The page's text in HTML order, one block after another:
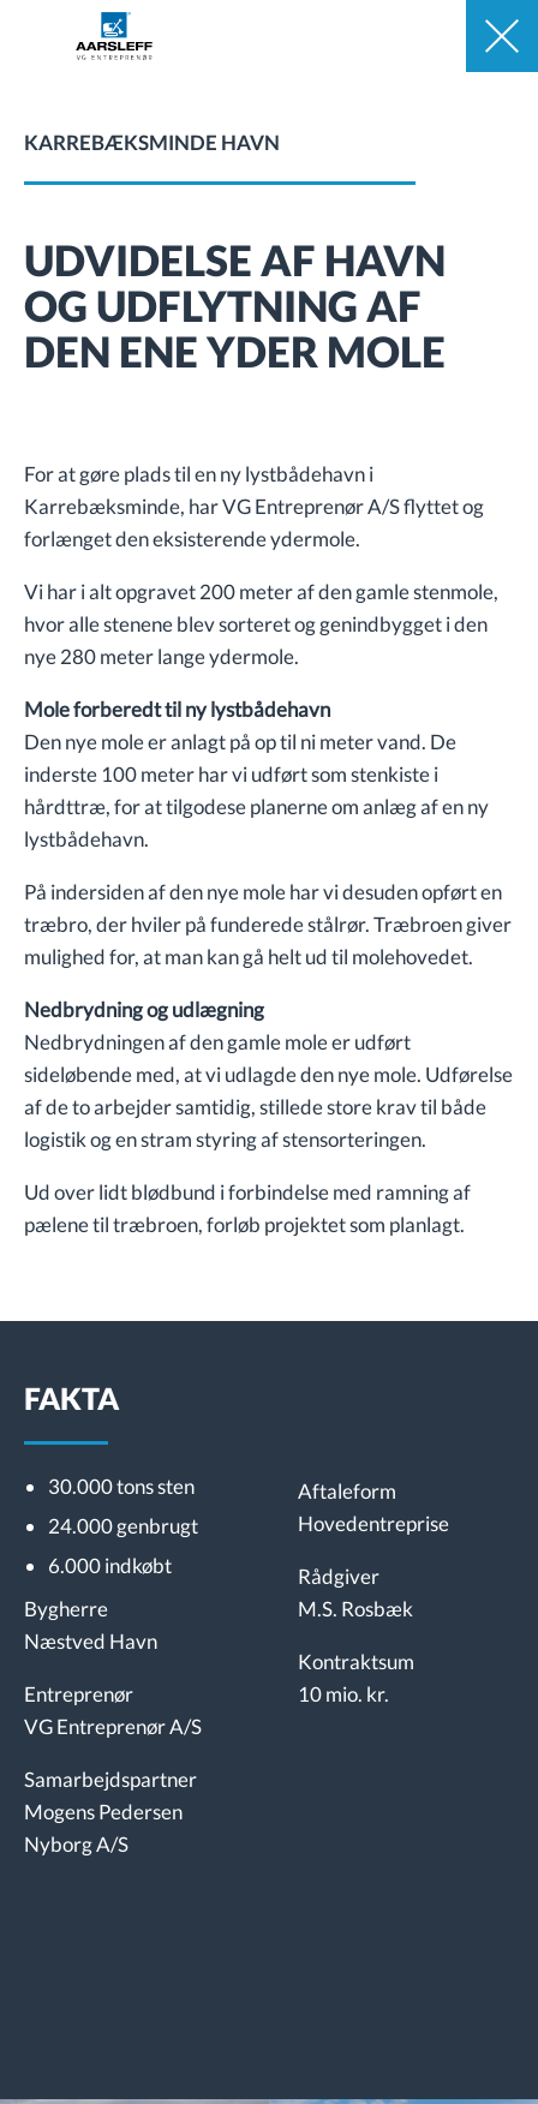
KARREBÆKSMINDE HAVN
UDVIDELSE AF HAVN
OG UDFLYTNING AF
DEN ENE YDER MOLE
For at gøre plads til en ny lystbådehavn i
Karrebæksminde, har VG Entreprenør A/S flyttet og
forlænget den eksisterende ydermole.
Vi har i alt opgravet 200 meter af den gamle stenmole,
hvor alle stenene blev sorteret og genindbygget i den
nye 280 meter lange ydermole.
Mole forberedt til ny lystbådehavn
Den nye mole er anlagt på op til ni meter vand. De
inderste 100 meter har vi udført som stenkiste i
hårdttræ, for at tilgodese planerne om anlæg af en ny
lystbådehavn.
På indersiden af den nye mole har vi desuden opført en
træbro, der hviler på funderede stålrør. Træbroen giver
mulighed for, at man kan gå helt ud til molehovedet.
Nedbrydning og udlægning
Nedbrydningen af den gamle mole er udført
sideløbende med, at vi udlagde den nye mole. Udførelse
af de to arbejder samtidig, stillede store krav til både
logistik og en stram styring af stensorteringen.
Ud over lidt blødbund i forbindelse med ramning af
pælene til træbroen, forløb projektet som planlagt.
FAKTA
30.000 tons sten
24.000 genbrugt
6.000 indkøbt
Bygherre
Næstved Havn
Entreprenør
VG Entreprenør A/S
Samarbejdspartner
Mogens Pedersen
Nyborg A/S
Aftaleform
Hovedentreprise
Rådgiver
M.S. Rosbæk
Kontraktsum
10 mio. kr.